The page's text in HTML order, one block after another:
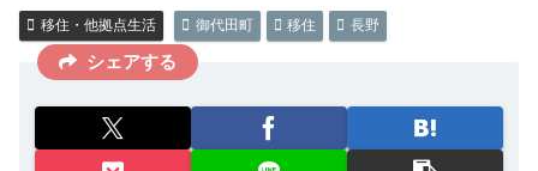
移住・他拠点生活 御代田町 移住 長野
シェアする